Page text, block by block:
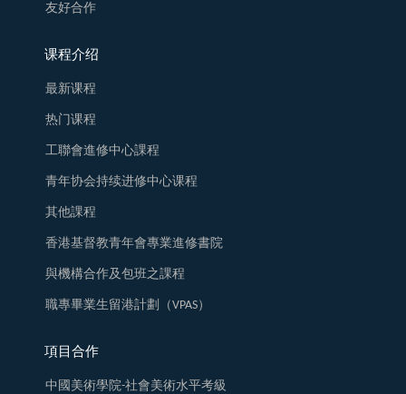
友好合作
课程介绍
最新课程
热门课程
工聯會進修中心課程
青年协会持续进修中心课程
其他課程
香港基督教青年會專業進修書院
與機構合作及包班之課程
職專畢業生留港計劃（VPAS）
項目合作
中國美術學院-社會美術水平考級